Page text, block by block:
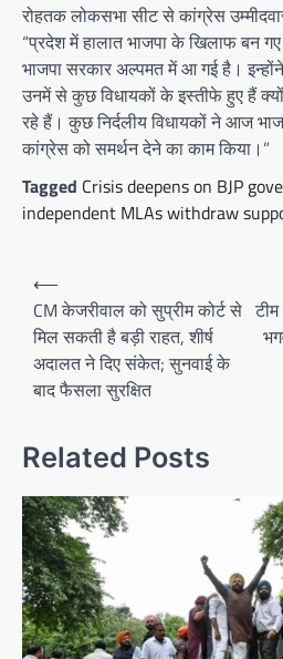
रोहतक लोकसभा सीट से कांग्रेस
“प्रदेश में हालात भाजपा के खिलाफ बन
भाजपा सरकार अल्पमत में आ गई है।
उनमें से कुछ विधायकों के इस्तीफे हुए हैं
रहे हैं। कुछ निर्दलीय विधायकों ने आज
कांग्रेस को समर्थन देने का काम किया।”
Tagged Crisis deepens on BJP
independent MLAs withdraw
Post
navigation
⟵
CM केजरीवाल को सुप्रीम कोर्ट से
मिल सकती है बड़ी राहत, शीर्ष
अदालत ने दिए संकेत; सुनवाई के
बाद फैसला सुरक्षित
Related Posts